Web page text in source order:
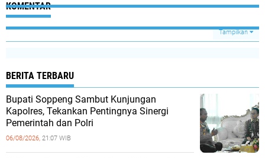
KOMENTAR
Tampilkan
BERITA TERBARU
Bupati Soppeng Sambut Kunjungan
Kapolres, Tekankan Pentingnya Sinergi
Pemerintah dan Polri
06/08/2026, 21:07 WIB